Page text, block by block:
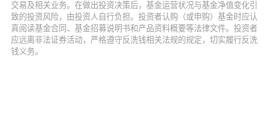
交易及相关业务。在做出投资决策后，基金运营状况与基金净值变化引
致的投资风险，由投资人自行负担。投资者认购（或申购）基金时应认
真阅读基金合同、基金招募说明书和产品资料概要等法律文件。投资者
应远离非法证券活动，严格遵守反洗钱相关法规的规定，切实履行反洗
钱义务。